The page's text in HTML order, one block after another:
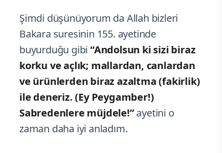
Şimdi düşünüyorum da Allah bizleri
Bakara suresinin 155. ayetinde
buyurduğu gibi“Andolsun ki sizi biraz
korku ve açlık; mallardan, canlardan
ve ürünlerden biraz azaltma (fakirlik)
ile deneriz. (Ey Peygamber!)
Sabredenlere müjdele!”ayetini o
zaman daha iyi anladım.